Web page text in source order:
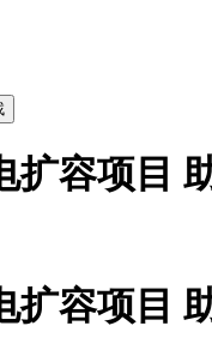
扩容项目
扩容项目